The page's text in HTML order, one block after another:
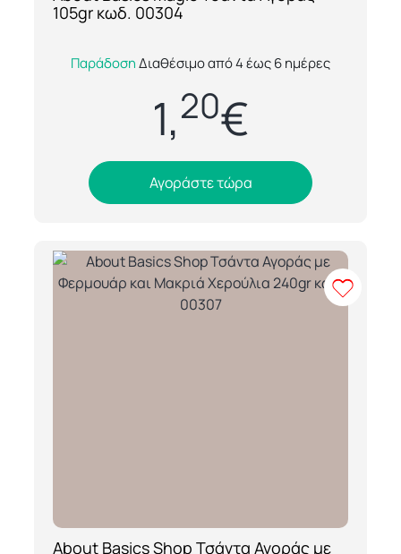
105gr κωδ. 00304
Η About Basics Magic 00304 είναι μια
πρακτική και ανθεκτική υφασμάτινη τσάντα
αγοράς μικρού μεγέθους, κατασκευασμένη
από...
ΠαράδοσηΔιαθέσιμο από 4 έως 6 ημέρες
1,20€
Αγοράστε τώρα
About Basics Shop Τσάντα Αγοράς με